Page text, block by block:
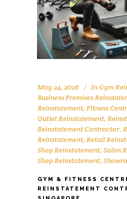
May 24, 2026 InGym
Business Premises
Reinstatement, Fitness
Outlet Reinstatement,
Reinstatement Contractor,
Reinstatement, Retail
Shop Reinstatement, Salon
Shop Reinstatement,
GYM & FITNESS
REINSTATEMENT